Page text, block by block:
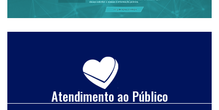
Atendimento ao Público